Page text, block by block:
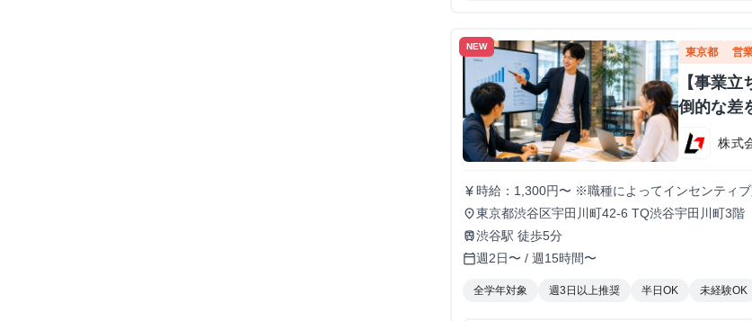
NEW 東京都 営
【事業
倒的な差
株式
currency_yen時給：1,300円〜 ※職種によってインセンティブ
place東京都渋谷区宇田川町42-6 TQ渋谷宇田川町3階
train渋谷駅 徒歩5分
calendar_today週2日〜 / 週15時間〜
全学年対象 週3日以上推奨 半日OK 未経験OK